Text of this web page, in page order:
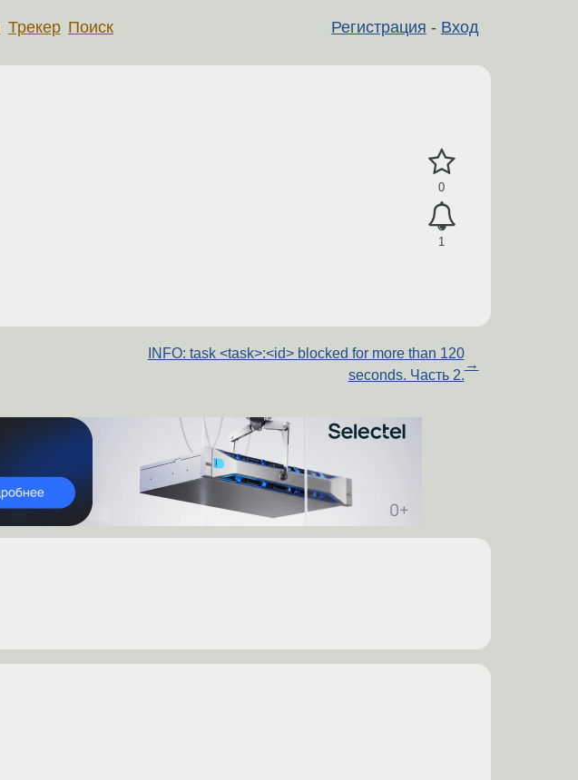
Регистрация - Вход
Трекер Поиск
0
1
INFO: task <task>:<id> blocked for more than 120
seconds. Часть 2.
→